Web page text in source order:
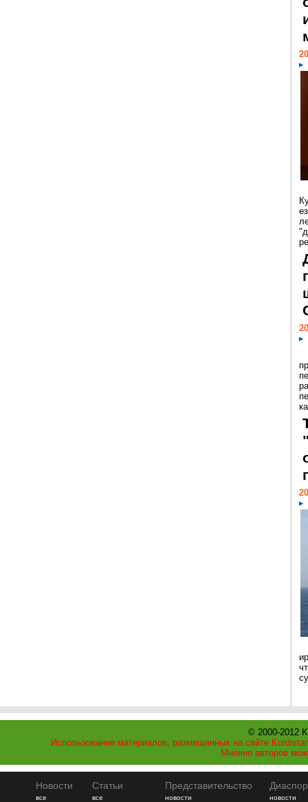
© 2000-2012
Использование материалов, размещенных на сайте
Мнение авторов
Новости
все
Статьи
все
Представительство
новости
новости